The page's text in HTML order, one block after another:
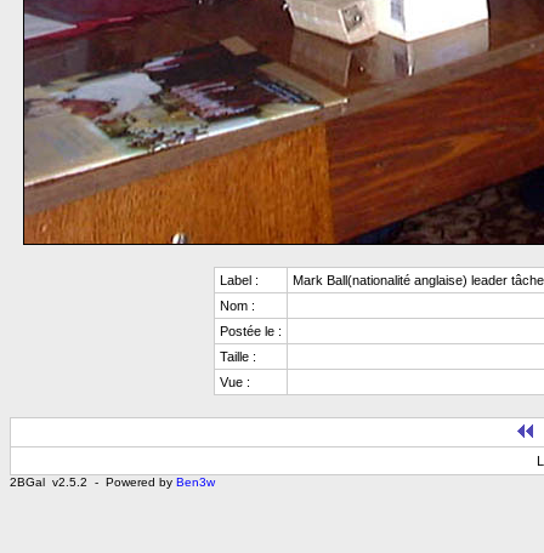
Label :
Mark Ball(nationalité anglaise) leader
Nom :
Postée le :
Taille :
Vue :
2BGal v2.5.2 - Powered by Ben3w